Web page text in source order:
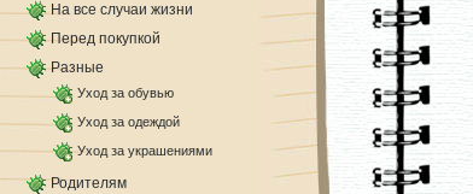
На все случаи жизни
Перед покупкой
Разные
Уход за обувью
Уход за одеждой
Уход за украшениями
Родителям